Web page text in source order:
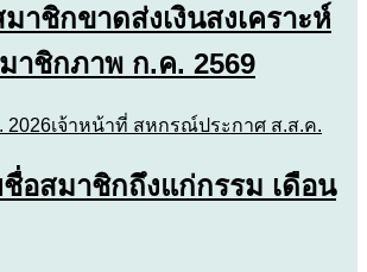
าชิกขาดส่งเงินสงเคราะห์
าชิกภาพ ก.ค. 2569
2026เจ้าหน้าที่ สหกรณ์ประกาศ ส.ส.ค.
อสมาชิกถึงแก่กรรม เดือน